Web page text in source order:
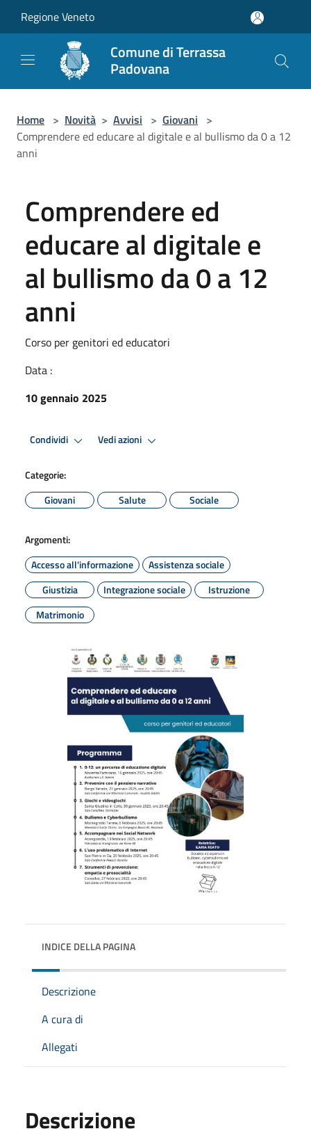
Regione Veneto
Comune di Terrassa
Padovana
Home > Novità > Avvisi > Giovani >
Comprendere ed educare al digitale e al bullismo da 0 a 12
anni
Comprendere ed
educare al digitale e
al bullismo da 0 a 12
anni
Corso per genitori ed educatori
Data :
10 gennaio 2025
Condividi Vedi azioni
Categorie:
Giovani
Salute Sociale
Argomenti:
Accesso all'informazione
Assistenza sociale
Giustizia
Integrazione sociale
Istruzione
Matrimonio
INDICE DELLA PAGINA
Descrizione
A cura di
Allegati
Descrizione